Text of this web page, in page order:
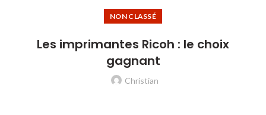
NON CLASSÉ
Les imprimantes Ricoh : le choix
gagnant
Christian